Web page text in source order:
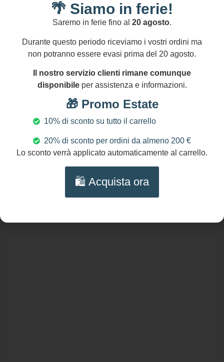
46,00€
Orecchini siciliani, perno fiore, orecchini
pendenti, grappolo di cristalli variazioni
grigio, regalo per lei.
Aggiungi al carrello
🌴 Siamo in ferie!
Saremo in ferie fino al 20 agosto.
Durante questo periodo riceviamo i vostri ordini ma
non potranno essere evasi prima del 20 agosto.
Il nostro servizio clienti rimane comunque
disponibileper assistenza e informazioni.
🎁 Promo Estate
10% di sconto su tutto il carrello
20% di sconto per ordini da almeno 200 €
Lo sconto verrà applicato automaticamente al carrello.
🛍️ Acquista ora